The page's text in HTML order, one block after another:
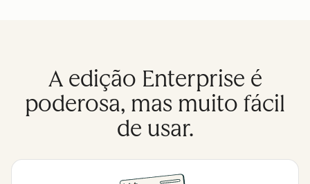
A edição Enterprise é
poderosa, mas muito fácil
de usar.